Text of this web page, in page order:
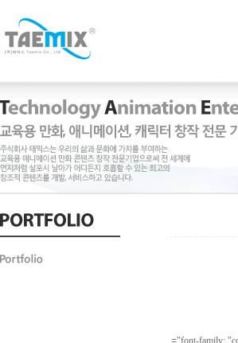
"font-family: